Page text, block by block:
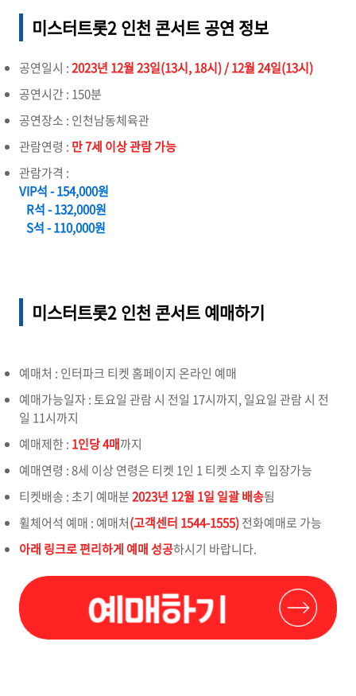
미스터트롯2 인천 콘서트 공연 정보
공연일시 :2023년 12월 23일(13시, 18시) / 12월 24일(13시)
공연시간 : 150분
공연장소 : 인천남동체육관
관람연령 : 만 7세 이상 관람 가능
관람가격 :
VIP석 - 154,000원
R석 - 132,000원
S석 - 110,000원
미스터트롯2 인천 콘서트 예매하기
예매처 : 인터파크 티켓 홈페이지 온라인 예매
예매가능일자 : 토요일 관람 시 전일 17시까지, 일요일 관람 시 전
일 11시까지
예매제한 : 1인당 4매까지
예매연령 : 8세 이상 연령은 티켓 1인 1 티켓 소지 후 입장가능
티켓배송 : 초기 예매분2023년 12월 1일 일괄 배송됨
휠체어석 예매 : 예매처(고객센터 1544-1555)전화예매로 가능
아래 링크로 편리하게 예매 성공하시기 바랍니다.